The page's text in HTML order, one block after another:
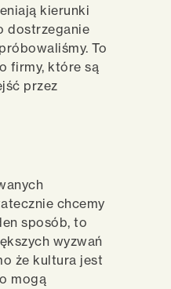
kierunki
dostrzeganie
To
firmy, które są
przez
chcemy
sposób, to
wyzwań
że kultura jest
mogą